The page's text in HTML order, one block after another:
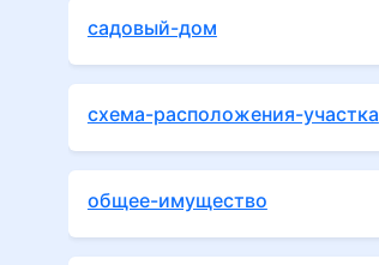
садовый-дом
схема-расположения-участка
общее-имущество